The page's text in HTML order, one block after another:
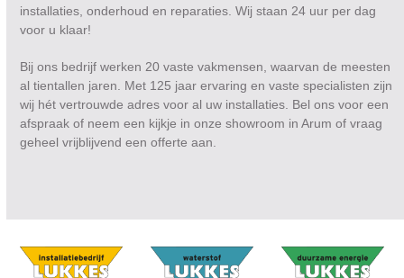
installaties, onderhoud en reparaties. Wij staan 24 uur per dag
voor u klaar!
Bij ons bedrijf werken 20 vaste vakmensen, waarvan de meesten
al tientallen jaren. Met 125 jaar ervaring en vaste specialisten zijn
wij hét vertrouwde adres voor al uw installaties. Bel ons voor een
afspraak of neem een kijkje in onze showroom in Arum of vraag
geheel vrijblijvend een offerte aan.